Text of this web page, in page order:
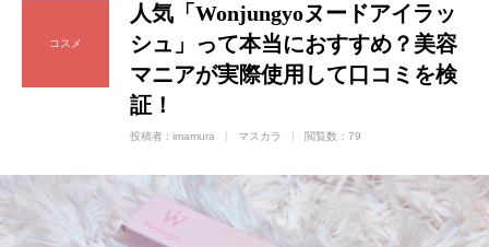
コスメ
人気「Wonjungyoヌードアイラッ
シュ」って本当におすすめ？美容
マニアが実際使用して口コミを検
証！
投稿者 : imamura マスカラ 閲覧数：79